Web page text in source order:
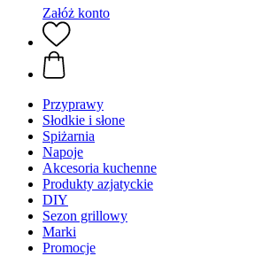
Załóż konto
Przyprawy
Słodkie i słone
Spiżarnia
Napoje
Akcesoria kuchenne
Produkty azjatyckie
DIY
Sezon grillowy
Marki
Promocje